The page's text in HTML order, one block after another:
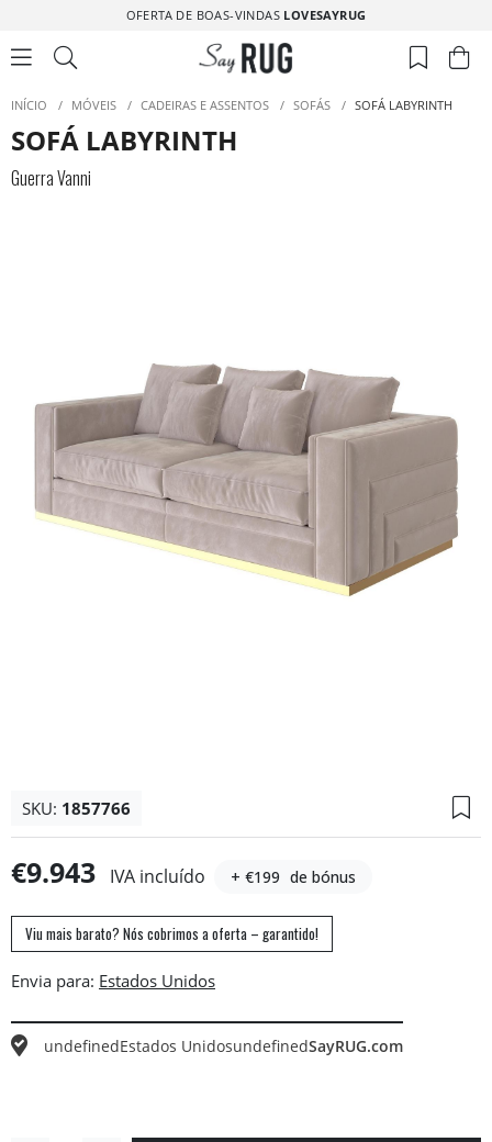
OFERTA DE BOAS-VINDAS LOVESAYRUG
INÍCIO / MÓVEIS / CADEIRAS E ASSENTOS / SOFÁS / SOFÁ LABYRINTH
SOFÁ LABYRINTH
Guerra Vanni
SKU: 1857766
€9.943 IVA incluído + €199 de bónus
Viu mais barato? Nós cobrimos a oferta – garantido!
Envia para:
undefinedEstados UnidosundefinedSayRUG.com